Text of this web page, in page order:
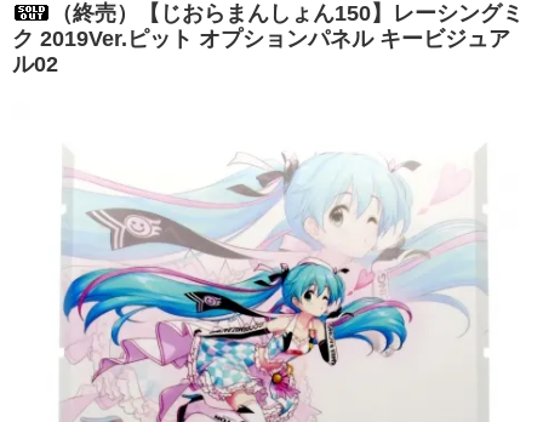
（終売）【じおらまんしょん150】レーシングミ
ク 2019Ver.ピット オプションパネル キービジュア
ル02